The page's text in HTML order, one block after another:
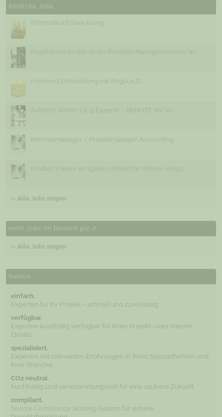
Ähnliche Jobs
Informatica Entwicklung
Projektkoordinator Order Portfolio Management (m/w)
Frontend Entwicklung mit AngularJS
Automic (ehem. UC4) Experte – REMOTE (m/w)
Interimsmanager / Projektmanager Accounting
Product Owner im agilen Umfeld für Online-Shops
›› Alle Jobs zeigen
mehr Jobs im Bereich plz-2
›› Alle Jobs zeigen
Soorce
einfach.
Experten für Ihr Projekt – schnell und zuverlässig.
verfügbar.
Experten kurzfristig verfügbar für Ihren Projekt- oder Interim-
Einsatz.
spezialisiert.
Experten mit relevanten Erfahrungen in Ihren Spezialthemen und
Ihrer Branche.
CO2 neutral.
Nachhaltig und verantwortungsvoll für eine saubere Zukunft
compliant.
Soorce Compliance Scoring-System für sichere